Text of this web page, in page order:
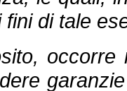
di tale